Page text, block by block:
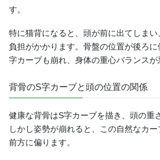
す。
特に猫背になると、頭が前に出てしま
負担がかかります。骨盤の位置が後ろ
字カーブも崩れ、身体の重心バランスが
背骨のS字カーブと頭の位置の関係
健康な背骨はS字カーブを描き、頭の重
しかし姿勢が崩れると、この自然なカ
前方に偏ります。